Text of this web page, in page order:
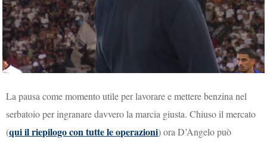
La pausa come momento utile per lavorare e mettere benzina nel
serbatoio per ingranare davvero la marcia giusta. Chiuso il mercato
(qui il riepilogo con tutte le operazioni) ora D’Angelo può